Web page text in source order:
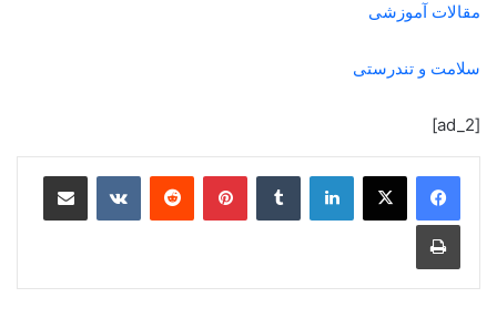
مقالات آموزشی
سلامت و تندرستی
[ad_2]